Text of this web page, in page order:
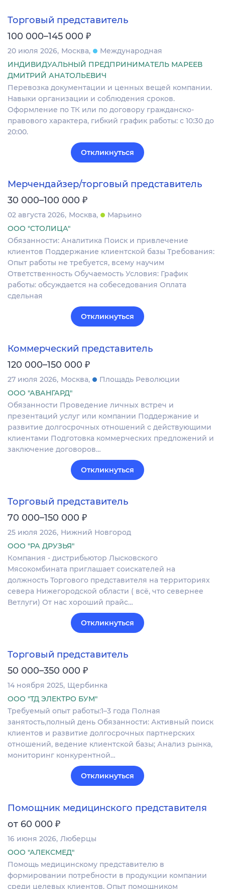
Торговый представитель
100 000–145 000 ₽
20 июля 2026 Москва
Международная
ИНДИВИДУАЛЬНЫЙ ПРЕДПРИНИМАТЕЛЬ МАРЕЕВ
ДМИТРИЙ АНАТОЛЬЕВИЧ
Перевозка документации и ценных вещей компании.
Навыки организации и соблюдения сроков.
Оформление по ТК или по договору гражданско-
правового характера, гибкий график работы: с 10:30 до
20:00.
Откликнуться
Мерчендайзер/торговый представитель
30 000–100 000 ₽
02 августа 2026 Москва
Марьино
ООО "СТОЛИЦА"
Обязанности: Аналитика Поиск и привлечение
клиентов Поддержание клиентской базы Требования:
Опыт работы не требуется, всему научим
Ответственность Обучаемость Условия: График
работы: обсуждается на собеседования Оплата
сдельная
Откликнуться
Коммерческий представитель
120 000–150 000 ₽
27 июля 2026 Москва
Площадь Революции
ООО "АВАНГАРД"
Обязанности Проведение личных встреч и
презентаций услуг или компании Поддержание и
развитие долгосрочных отношений с действующими
клиентами Подготовка коммерческих предложений и
заключение договоров…
Откликнуться
Торговый представитель
70 000–150 000 ₽
25 июля 2026 Нижний Новгород
ООО "РА ДРУЗЬЯ"
Компания - дистрибьютор Лысковского
Мясокомбината приглашает соискателей на
должность Торгового представителя на территориях
севера Нижегородской области ( всё, что севернее
Ветлуги) От нас хороший прайс…
Откликнуться
Торговый представитель
50 000–350 000 ₽
14 ноября 2025 Щербинка
ООО "ТД ЭЛЕКТРО БУМ"
Требуемый опыт работы:1–3 года Полная
занятость,полный день Обязанности: Активный поиск
клиентов и развитие долгосрочных партнерских
отношений, ведение клиентской базы; Анализ рынка,
мониторинг конкурентной…
Откликнуться
Помощник медицинского представителя
от 60 000 ₽
16 июня 2026 Люберцы
ООО "АЛЕКСМЕД"
Помощь медицинскому представителю в
формировании потребности в продукции компании
среди целевых клиентов. Опыт помощником